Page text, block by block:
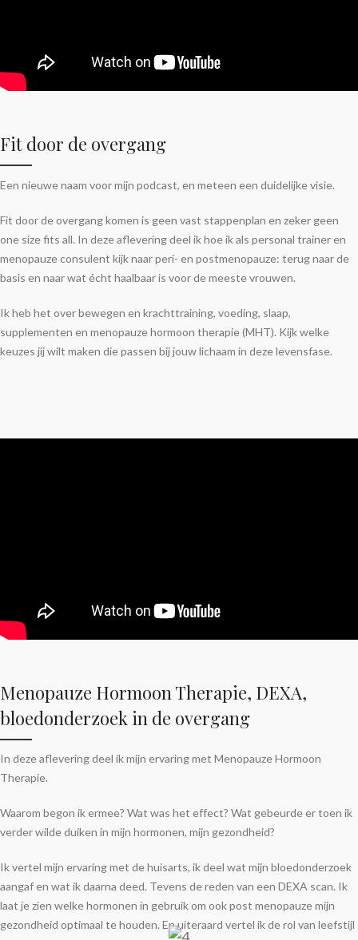
Fit door de overgang
Een nieuwe naam voor mijn podcast, en meteen een duidelijke visie.
Fit door de overgang komen is geen vast stappenplan en zeker geen
one size fits all. In deze aflevering deel ik hoe ik als personal trainer en
menopauze consulent kijk naar peri- en postmenopauze: terug naar de
basis en naar wat écht haalbaar is voor de meeste vrouwen.
Ik heb het over bewegen en krachttraining, voeding, slaap,
supplementen en menopauze hormoon therapie (MHT). Kijk welke
keuzes jij wilt maken die passen bij jouw lichaam in deze levensfase.
Menopauze Hormoon Therapie, DEXA,
bloedonderzoek in de overgang
In deze aflevering deel ik mijn ervaring met Menopauze Hormoon
Therapie.
Waarom begon ik ermee? Wat was het effect? Wat gebeurde er toen ik
verder wilde duiken in mijn hormonen, mijn gezondheid?
Ik vertel mijn ervaring met de huisarts, ik deel wat mijn bloedonderzoek
aangaf en wat ik daarna deed. Tevens de reden van een DEXA scan. Ik
laat je zien welke hormonen in gebruik om ook post menopauze mijn
gezondheid optimaal te houden. En uiteraard vertel ik de rol van leefstijl